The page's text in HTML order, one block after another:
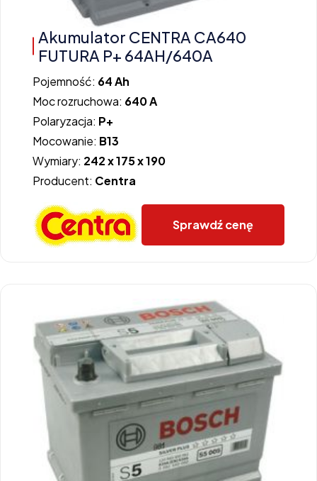
Akumulator CENTRA CA640
FUTURA P+ 64AH/640A
Pojemność: 64 Ah
Moc rozruchowa: 640 A
Polaryzacja: P+
Mocowanie: B13
Wymiary: 242 x 175 x 190
Producent: Centra
Sprawdź cenę